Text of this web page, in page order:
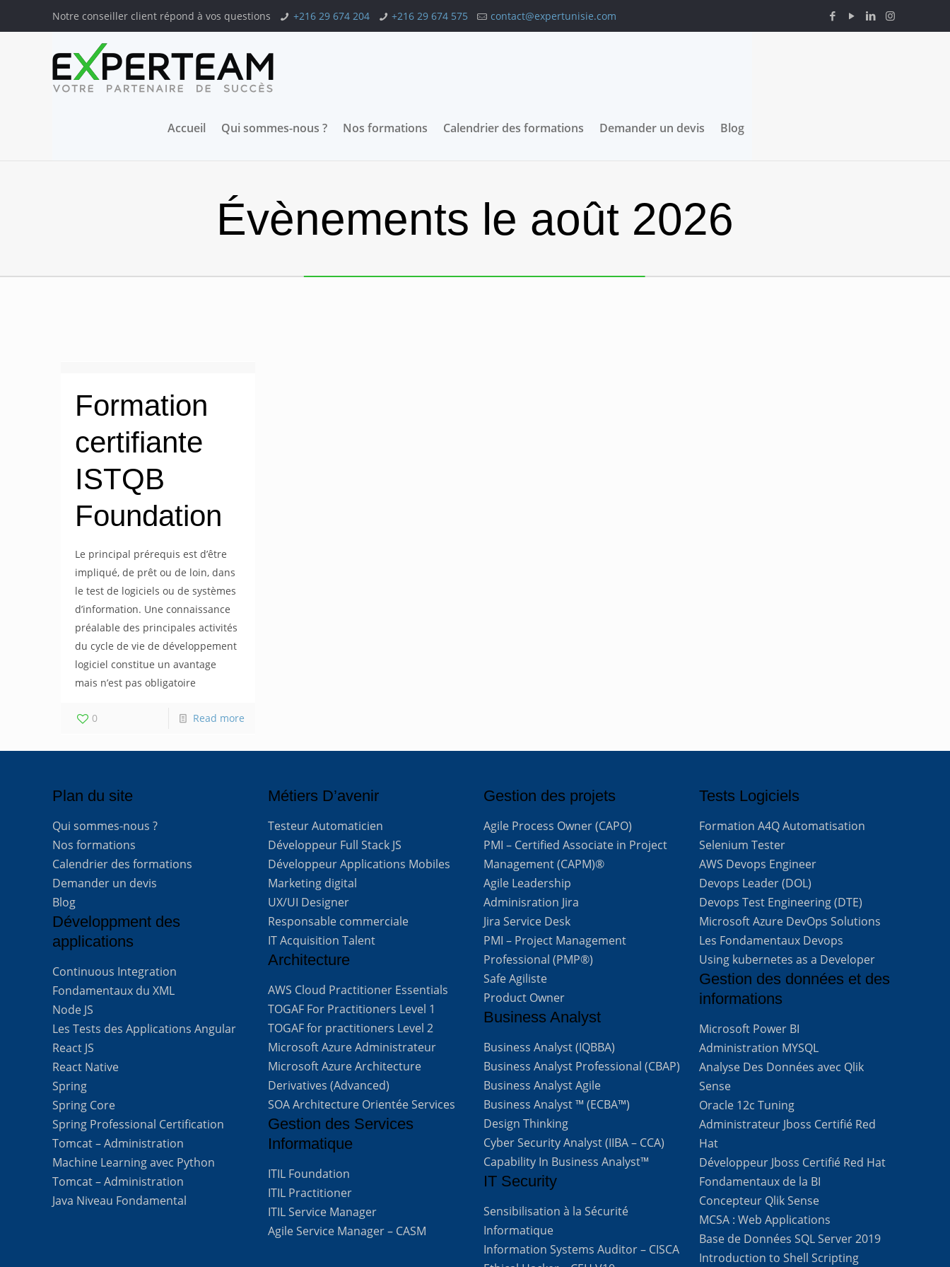
Notre conseiller client répond à vos questions +216 29 674 204 +216 29 674 575 contact@expertunisie.com
Accueil Qui sommes-nous ? Nos formations Calendrier des formations Demander un devis Blog
Évènements le août 2026
Formation
certifiante
ISTQB
Foundation
Le principal prérequis est d’être
impliqué, de prêt ou de loin, dans
le test de logiciels ou de systèmes
d’information. Une connaissance
préalable des principales activités
du cycle de vie de développement
logiciel constitue un avantage
mais n’est pas obligatoire
0 Read more
Plan du site
Qui sommes-nous ?
Nos formations
Calendrier des formations
Demander un devis
Blog
Développment des
applications
Continuous Integration
Fondamentaux du XML
Node JS
Les Tests des Applications Angular
React JS
React Native
Spring
Spring Core
Spring Professional Certification
Tomcat – Administration
Machine Learning avec Python
Tomcat – Administration
Java Niveau Fondamental
Métiers D’avenir
Testeur Automaticien
Développeur Full Stack JS
Développeur Applications Mobiles
Marketing digital
UX/UI Designer
Responsable commerciale
IT Acquisition Talent
Architecture
AWS Cloud Practitioner Essentials
TOGAF For Practitioners Level 1
TOGAF for practitioners Level 2
Microsoft Azure Administrateur
Microsoft Azure Architecture
Derivatives (Advanced)
SOA Architecture Orientée Services
Gestion des Services
Informatique
ITIL Foundation
ITIL Practitioner
ITIL Service Manager
Agile Service Manager – CASM
Gestion des projets
Agile Process Owner (CAPO)
PMI – Certified Associate in Project
Management (CAPM)®
Agile Leadership
Adminisration Jira
Jira Service Desk
PMI – Project Management
Professional (PMP®)
Safe Agiliste
Product Owner
Business Analyst
Business Analyst (IQBBA)
Business Analyst Professional (CBAP)
Business Analyst Agile
Business Analyst ™ (ECBA™)
Design Thinking
Cyber Security Analyst (IIBA – CCA)
Capability In Business Analyst™
IT Security
Sensibilisation à la Sécurité
Informatique
Information Systems Auditor – CISCA
Tests Logiciels
Formation A4Q Automatisation
Selenium Tester
AWS Devops Engineer
Devops Leader (DOL)
Devops Test Engineering (DTE)
Microsoft Azure DevOps Solutions
Les Fondamentaux Devops
Using kubernetes as a Developer
Gestion des données et des
informations
Microsoft Power BI
Administration MYSQL
Analyse Des Données avec Qlik
Sense
Oracle 12c Tuning
Administrateur Jboss Certifié Red
Hat
Développeur Jboss Certifié Red Hat
Fondamentaux de la BI
Concepteur Qlik Sense
MCSA : Web Applications
Base de Données SQL Server 2019
Introduction to Shell Scripting